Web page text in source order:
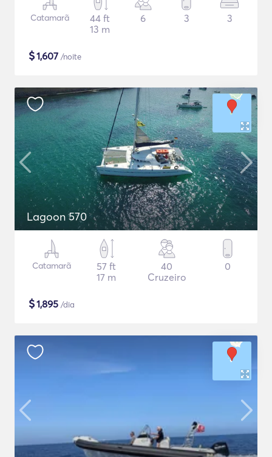
Catamarã
44 ft
13 m
6 3 3
$1,607 /noite
Lagoon 570
Catamarã
57 ft
17 m
40
Cruzeiro
0
$1,895 /dia